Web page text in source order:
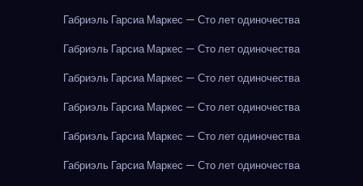
Габриэль Гарсиа Маркес — Сто лет одиночества
Габриэль Гарсиа Маркес — Сто лет одиночества
Габриэль Гарсиа Маркес — Сто лет одиночества
Габриэль Гарсиа Маркес — Сто лет одиночества
Габриэль Гарсиа Маркес — Сто лет одиночества
Габриэль Гарсиа Маркес — Сто лет одиночества